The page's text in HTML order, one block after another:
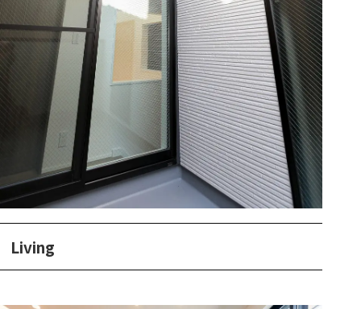
Living